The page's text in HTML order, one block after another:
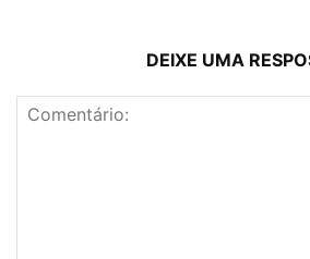
DEIXE UMA